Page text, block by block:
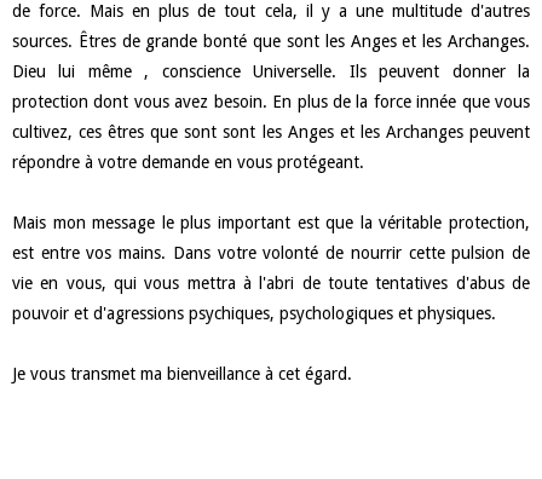
de force. Mais en plus de tout cela, il y a une multitude d'autres
sources. Êtres de grande bonté que sont les Anges et les Archanges.
Dieu lui même , conscience Universelle. Ils peuvent donner la
protection dont vous avez besoin. En plus de la force innée que vous
cultivez, ces êtres que sont sont les Anges et les Archanges peuvent
répondre à votre demande en vous protégeant.
Mais mon message le plus important est que la véritable protection,
est entre vos mains. Dans votre volonté de nourrir cette pulsion de
vie en vous, qui vous mettra à l'abri de toute tentatives d'abus de
pouvoir et d'agressions psychiques, psychologiques et physiques.
Je vous transmet ma bienveillance à cet égard.